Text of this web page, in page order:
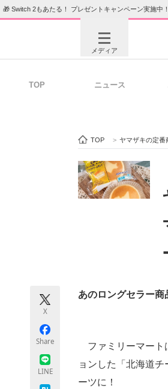
🎁 Switch 2もあたる！ プレゼントキャンペーン実施中！
メディア
ビジネスと働き方の
ITエンジニア向け専
TOP ニュース
TOP > ヤマザキの定
X
Share
LINE
あのロングセラー商
ファミリーマート
ョンした「北海道
ーツに！